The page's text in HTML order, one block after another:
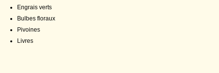
Engrais verts
Bulbes floraux
Pivoines
Livres